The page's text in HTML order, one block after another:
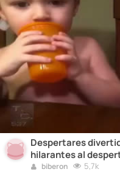
Despertares
hilarantes al
biberon 5,7k